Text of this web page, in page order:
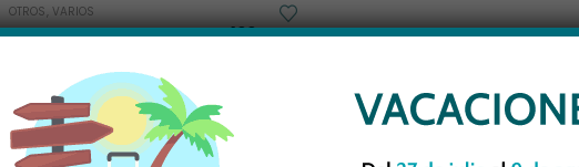
OTROS, VARIOS
MURIA CERA PURA DE ABEJA 100 GR